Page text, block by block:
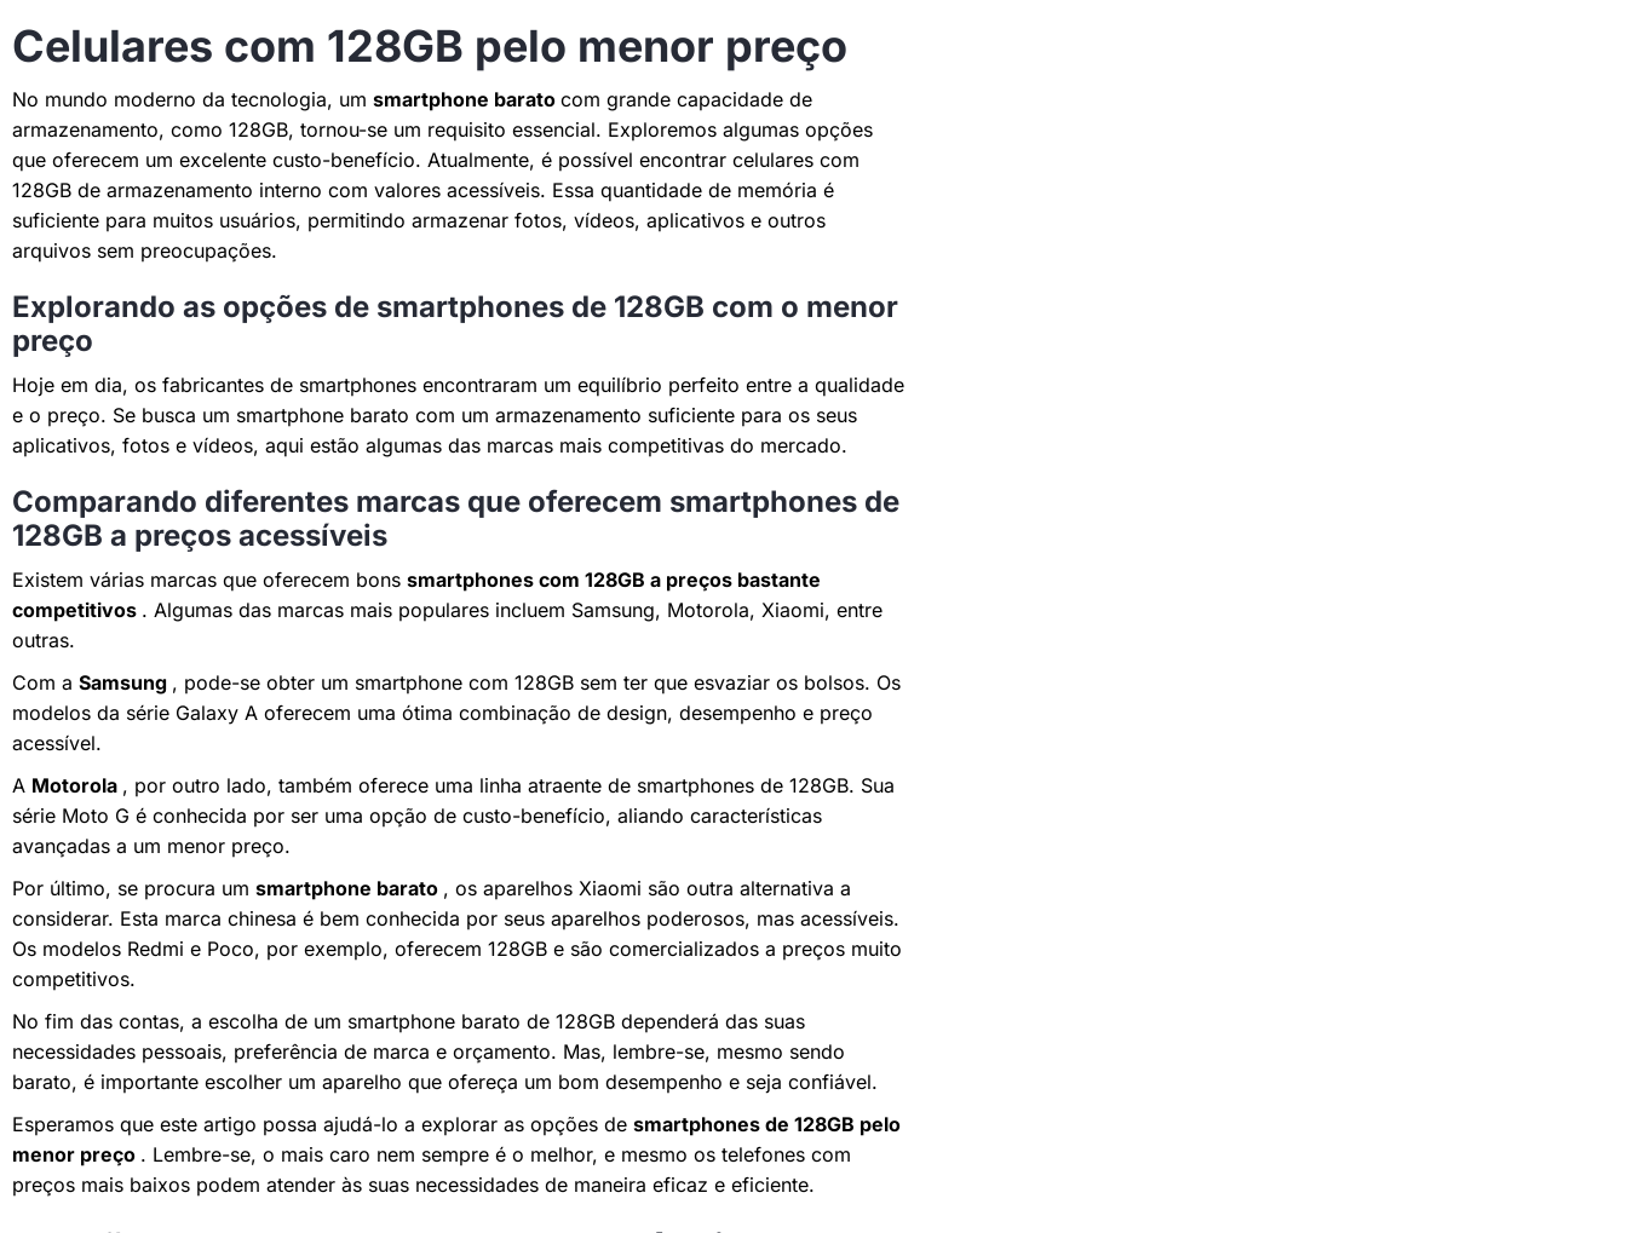
Celulares com 128GB pelo menor preço
No mundo moderno da tecnologia, um smartphone barato com grande capacidade de
armazenamento, como 128GB, tornou-se um requisito essencial. Exploremos algumas opções
que oferecem um excelente custo-benefício. Atualmente, é possível encontrar celulares com
128GB de armazenamento interno com valores acessíveis. Essa quantidade de memória é
suficiente para muitos usuários, permitindo armazenar fotos, vídeos, aplicativos e outros
arquivos sem preocupações.
Explorando as opções de smartphones de 128GB com o menor
preço
Hoje em dia, os fabricantes de smartphones encontraram um equilíbrio perfeito entre a qualidade
e o preço. Se busca um smartphone barato com um armazenamento suficiente para os seus
aplicativos, fotos e vídeos, aqui estão algumas das marcas mais competitivas do mercado.
Comparando diferentes marcas que oferecem smartphones de
128GB a preços acessíveis
Existem várias marcas que oferecem bons smartphones com 128GB a preços bastante
competitivos . Algumas das marcas mais populares incluem Samsung, Motorola, Xiaomi, entre
outras.
Com a Samsung , pode-se obter um smartphone com 128GB sem ter que esvaziar os bolsos. Os
modelos da série Galaxy A oferecem uma ótima combinação de design, desempenho e preço
acessível.
A Motorola , por outro lado, também oferece uma linha atraente de smartphones de 128GB. Sua
série Moto G é conhecida por ser uma opção de custo-benefício, aliando características
avançadas a um menor preço.
Por último, se procura um smartphone barato , os aparelhos Xiaomi são outra alternativa a
considerar. Esta marca chinesa é bem conhecida por seus aparelhos poderosos, mas acessíveis.
Os modelos Redmi e Poco, por exemplo, oferecem 128GB e são comercializados a preços muito
competitivos.
No fim das contas, a escolha de um smartphone barato de 128GB dependerá das suas
necessidades pessoais, preferência de marca e orçamento. Mas, lembre-se, mesmo sendo
barato, é importante escolher um aparelho que ofereça um bom desempenho e seja confiável.
Esperamos que este artigo possa ajudá-lo a explorar as opções de smartphones de 128GB pelo
menor preço . Lembre-se, o mais caro nem sempre é o melhor, e mesmo os telefones com
preços mais baixos podem atender às suas necessidades de maneira eficaz e eficiente.